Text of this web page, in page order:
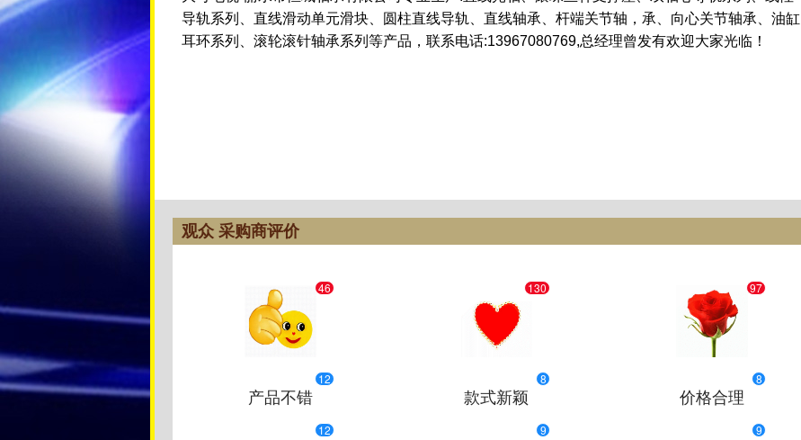
导轨系列、直线滑动单元滑块、圆柱直线导轨、直线轴承、杆端关节轴，承、向心关节轴承、油缸
耳环系列、滚轮滚针轴承系列等产品，联系电话:13967080769,总经理曾发有欢迎大家光临！
观众 采购商评价
46 130 97
产品不错
12
款式新颖
8
价格合理
8
12 9 9